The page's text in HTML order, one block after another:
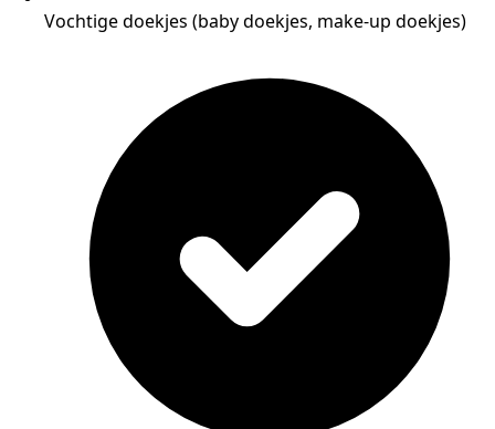
Vochtige doekjes (baby doekjes, make-up doekjes)